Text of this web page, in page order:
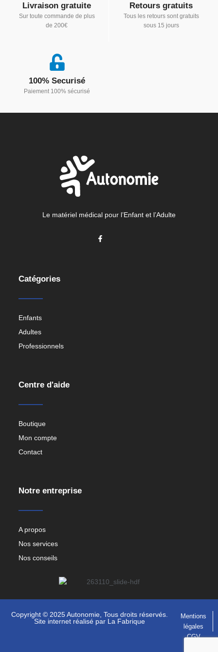
Livraison gratuite
Sur toute commande de plus
de 200€
Retours gratuits
Tous les retours sont gratuits
sous 15 jours
100% Securisé
Paiement 100% sécurisé
Le matériel médical pour l’Enfant et l’Adulte
Catégories
Enfants
Adultes
Professionnels
Centre d'aide
Boutique
Mon compte
Contact
Notre entreprise
A propos
Nos services
Nos conseils
Copyright © 2025 Autonomie, Tous droits réservés.
Site internet réalisé par La Fabrique
Mentions
légales
CGV